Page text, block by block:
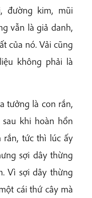
đường kim, mũi
vẫn là giả danh,
của nó. Vải cũng
không phải là
tưởng là con rắn,
khi hoàn hồn
tức thì lúc ấy
sợi dây thừng
Vì sợi dây thừng
cái thứ cây mà